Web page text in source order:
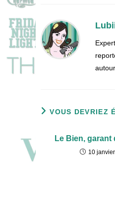
VOUS DEVRIEZ
Le Bien, garant
10